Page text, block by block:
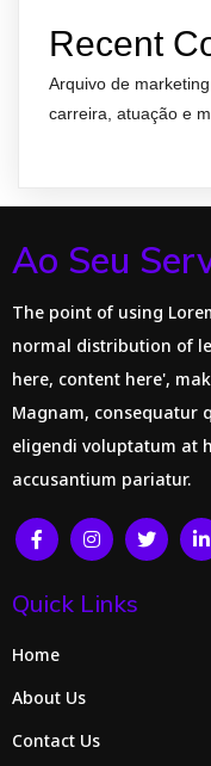
Recent
Arquivo de
carreira, atuação e
Ao Seu
The point of using
normal distribution of
here, content here',
Magnam, consequatur
eligendi voluptatum at
accusantium pariatur.
Quick Links
Home
About Us
Contact Us